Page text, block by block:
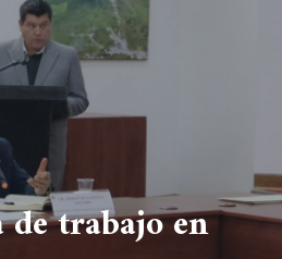
trabajo en